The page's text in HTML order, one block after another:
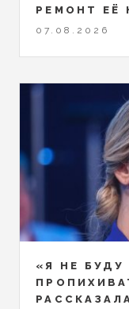
РЕМОНТ ЕЁ
07.08.2026
«Я НЕ БУДУ